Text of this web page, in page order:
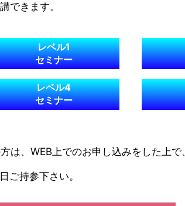
できます。
レベル1
セミナー
レベル4
セミナー
は、WEB上でのお申し込みをした上
ご持参下さい。